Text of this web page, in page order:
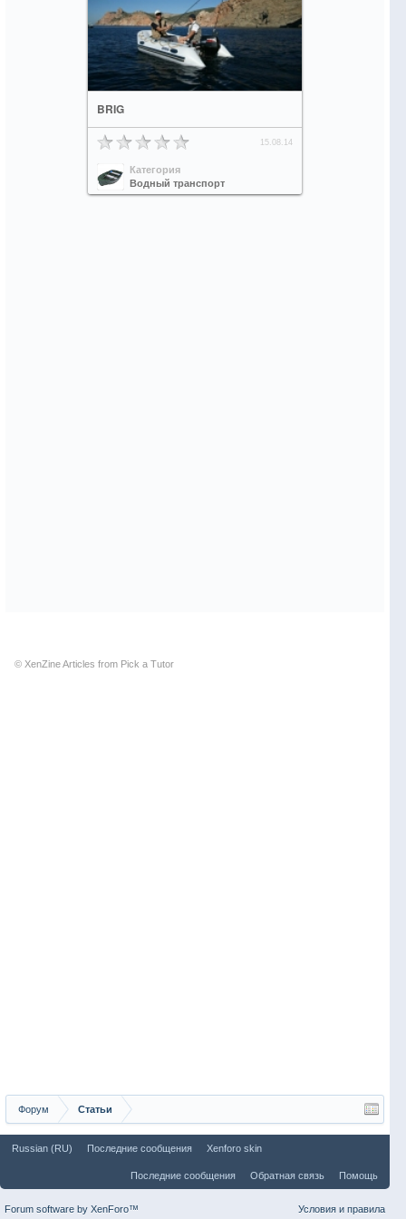
BRIG
15.08.14
Категория
Водный транспорт
© XenZineArticles from Pick a Tutor
Форум Статьи
Russian (RU) Последние сообщения Xenforo skin
Последние сообщения Обратная связь Помощь
Условия и правила
Forum software by XenForo™